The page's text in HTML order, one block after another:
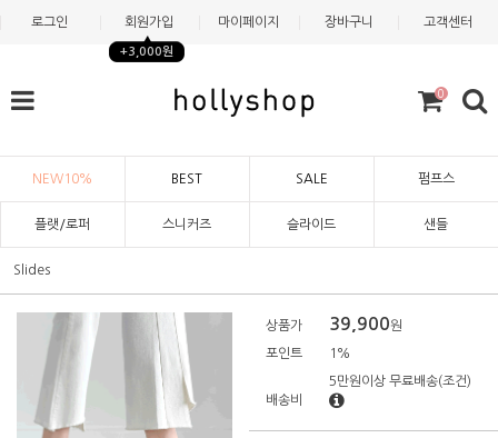
로그인 회원가입
+3,000원
마이페이지 장바구니 고객센터
0
NEW10% BEST SALE 펌프스
플랫/로퍼 스니커즈 슬라이드 샌들
Slides
상품가 39,900원
포인트 1%
배송비
5만원이상 무료배송(조건)